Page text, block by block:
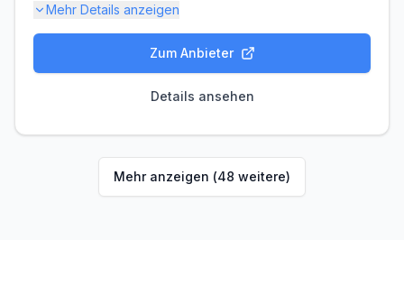
Mehr Details anzeigen
10,00 €
Zinsen & Kredit
Zum Anbieter
Details ansehen
Mehr anzeigen (48 weitere)